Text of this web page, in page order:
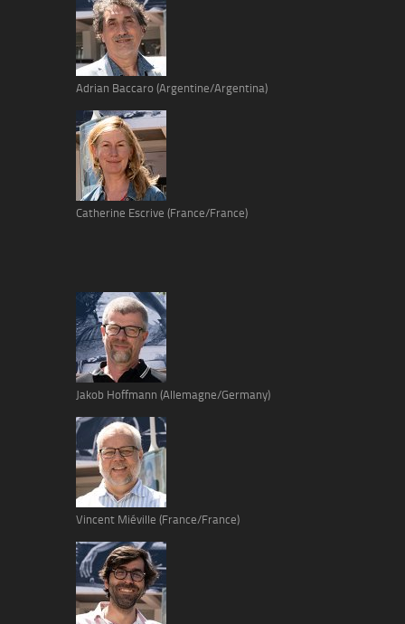
Adrian Baccaro (Argentine/Argentina)
Catherine Escrive (France/France)
Jakob Hoffmann (Allemagne/Germany)
Vincent Miéville (France/France)